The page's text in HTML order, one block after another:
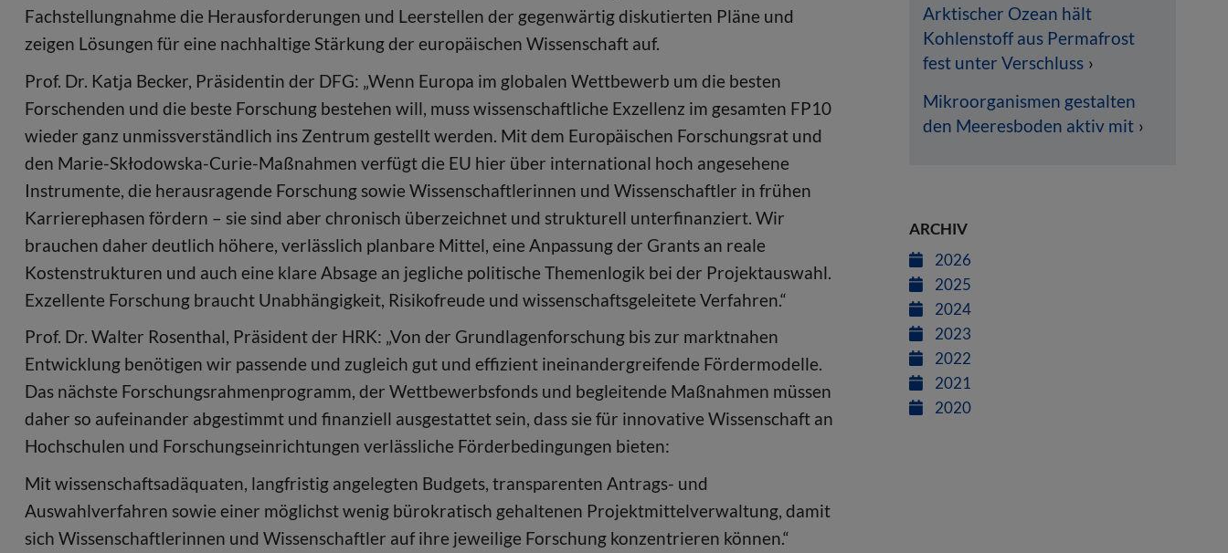
Fachstellungnahme die Herausforderungen und Leerstellen der gegenwärtig diskutierten Pläne und
zeigen Lösungen für eine nachhaltige Stärkung der europäischen Wissenschaft auf.
Prof. Dr. Katja Becker, Präsidentin der DFG: „Wenn Europa im globalen Wettbewerb um die besten
Forschenden und die beste Forschung bestehen will, muss wissenschaftliche Exzellenz im gesamten FP10
wieder ganz unmissverständlich ins Zentrum gestellt werden. Mit dem Europäischen Forschungsrat und
den Marie-Skłodowska-Curie-Maßnahmen verfügt die EU hier über international hoch angesehene
Instrumente, die herausragende Forschung sowie Wissenschaftlerinnen und Wissenschaftler in frühen
Karrierephasen fördern – sie sind aber chronisch überzeichnet und strukturell unterfinanziert. Wir
brauchen daher deutlich höhere, verlässlich planbare Mittel, eine Anpassung der Grants an reale
Kostenstrukturen und auch eine klare Absage an jegliche politische Themenlogik bei der Projektauswahl.
Exzellente Forschung braucht Unabhängigkeit, Risikofreude und wissenschaftsgeleitete Verfahren.“
Prof. Dr. Walter Rosenthal, Präsident der HRK: „Von der Grundlagenforschung bis zur marktnahen
Entwicklung benötigen wir passende und zugleich gut und effizient ineinandergreifende Fördermodelle.
Das nächste Forschungsrahmenprogramm, der Wettbewerbsfonds und begleitende Maßnahmen müssen
daher so aufeinander abgestimmt und finanziell ausgestattet sein, dass sie für innovative Wissenschaft an
Hochschulen und Forschungseinrichtungen verlässliche Förderbedingungen bieten:
Mit wissenschaftsadäquaten, langfristig angelegten Budgets, transparenten Antrags- und
Auswahlverfahren sowie einer möglichst wenig bürokratisch gehaltenen Projektmittelverwaltung, damit
sich Wissenschaftlerinnen und Wissenschaftler auf ihre jeweilige Forschung konzentrieren können.“
Arktischer Ozean hält
Kohlenstoff aus Permafrost
fest unter Verschluss
Mikroorganismen gestalten
den Meeresboden aktiv mit
ARCHIV
2026
2025
2024
2023
2022
2021
2020